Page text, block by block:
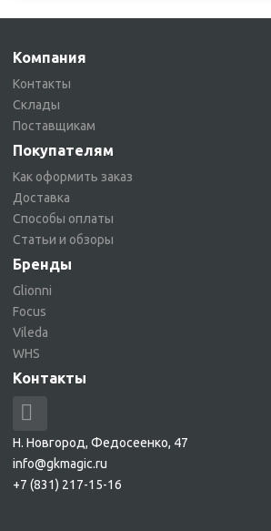
Компания
Контакты
Склады
Поставщикам
Покупателям
Как оформить заказ
Доставка
Способы оплаты
Статьи и обзоры
Бренды
Glionni
Focus
Vileda
WHS
Контакты
Н. Новгород, Федосеенко, 47
info@gkmagic.ru
+7 (831) 217-15-16